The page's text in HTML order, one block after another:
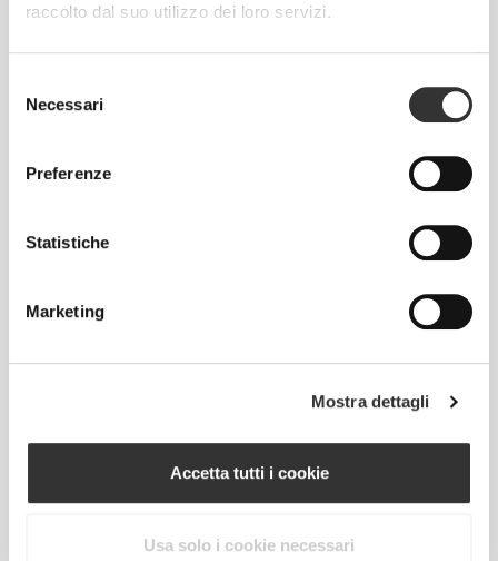
raccolto dal suo utilizzo dei loro servizi.
delNecessari
Preferenze
Statistiche
Marketing
Mostra dettagli
Accetta tutti i cookie
Usa solo i cookie necessari
Muoversi comodamente e
Totale libertà di movimento. Una
look casual.